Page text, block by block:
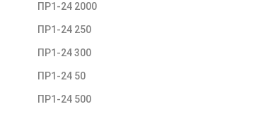
ПР1-24 2000
ПР1-24 250
ПР1-24 300
ПР1-24 50
ПР1-24 500